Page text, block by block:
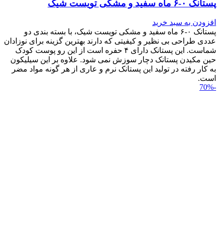
پستانک ۰-۶ ماه سفید و مشکی تویست شیک
افزودن به سبد خرید
پستانک ۰-۶ ماه سفید و مشکی تویست شیک، با بسته بندی دو
عددی طراحی بی نظیر و کیفیتی که دارند بهترین گزینه برای نوزادان
شماست. این پستانک دارای ۴ حفره است از این رو پوست کودک
حین مکیدن پستانک دچار سوزش نمی شود. علاوه بر این سیلیکون
به کار رفته در تولید این پستانک نرم و عاری از هر گونه مواد مضر
است.
-70%